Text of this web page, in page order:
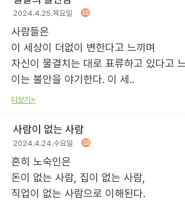
2024.4.25.목요일
사람들은
이 세상이 더없이 변한다고 느끼며
자신이 물결치는 대로 표류하고 있다고
이는 불안을 야기한다. 이 세..
더보기>
사람이 없는 사람
2024.4.24.수요일
흔히 노숙인은
돈이 없는 사람, 집이 없는 사람,
직업이 없는 사람으로 이해된다.